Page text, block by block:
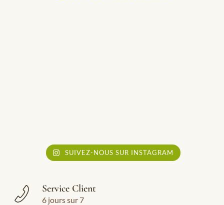
SUIVEZ-NOUS SUR INSTAGRAM
Service Client
6 jours sur 7